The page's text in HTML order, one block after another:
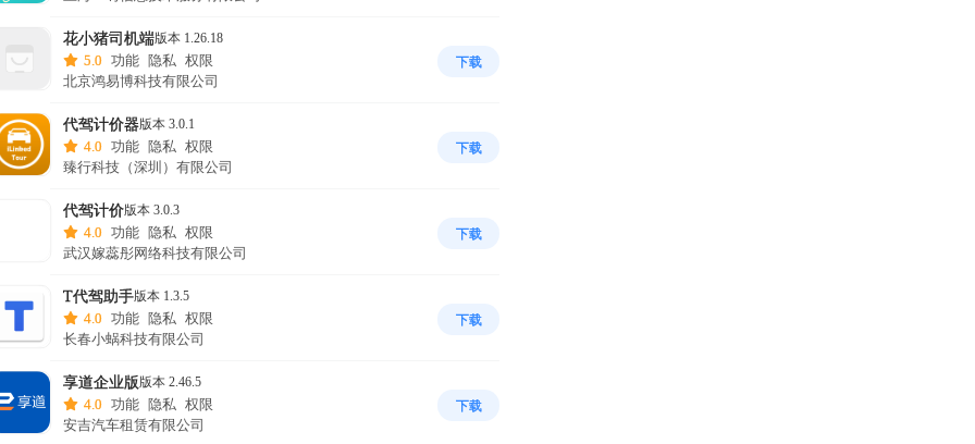
花小猪司机端版本 1.26.18
5.0 功能 隐私 权限
北京鸿易博科技有限公司
下载
代驾计价器版本 3.0.1
4.0 功能 隐私 权限
臻行科技（深圳）有限公司
下载
代驾计价版本 3.0.3
4.0 功能 隐私 权限
武汉嫁蕊彤网络科技有限公司
下载
T代驾助手版本 1.3.5
4.0 功能 隐私 权限
长春小蜗科技有限公司
下载
享道企业版版本 2.46.5
4.0 功能 隐私 权限
安吉汽车租赁有限公司
下载